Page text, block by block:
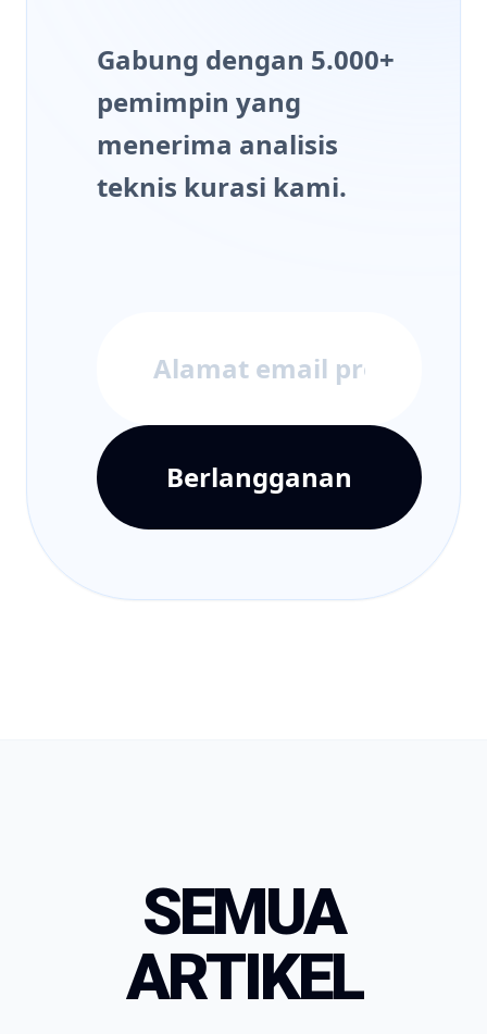
Gabung dengan 5.000+
pemimpin yang
menerima analisis
teknis kurasi kami.
Berlangganan
SEMUA
ARTIKEL